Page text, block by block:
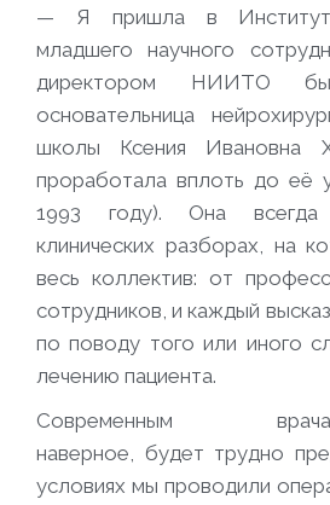
— Я пришла в
младшего научного
директором НИИТО
основательница
школы Ксения Ивановна
проработала вплоть до её
1993 году). Она всегда
клинических разборах, на
весь коллектив: от
сотрудников, и каждый
по поводу того или иного
лечению пациента.
Современным врачам-
наверное, будет трудно
условиях мы проводили